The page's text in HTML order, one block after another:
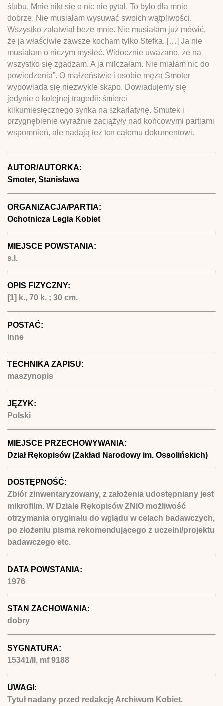
ślubu. Mnie nikt się o nic nie pytał. To było dla mnie
dobrze. Nie musiałam wysuwać swoich wątpliwości.
Wszystko załatwiał beze mnie. Nie musiałam już mówić,
że ja właściwie zawsze kocham tylko Stefka. […] Ja nie
musiałam o niczym myśleć. Widocznie uważano, że na
wszystko się zgadzam. A ja milczałam. Nie miałam nic do
powiedzenia”. O małżeństwie i osobie męża Smoter
wypowiada się niezwykle skąpo. Dowiadujemy się
jedynie o kolejnej tragedii: śmierci
kilkumiesięcznego synka na szkarlatynę. Smutek i
przygnębienie wyraźnie zaciążyły nad końcowymi partiami
wspomnień, ale nadają też ton całemu dokumentowi.
AUTOR/AUTORKA:
Smoter, Stanisława
ORGANIZACJA/PARTIA:
Ochotnicza Legia Kobiet
MIEJSCE POWSTANIA:
s.l.
OPIS FIZYCZNY:
[1] k., 70 k. ; 30 cm.
POSTAĆ:
inne
TECHNIKA ZAPISU:
maszynopis
JĘZYK:
Polski
MIEJSCE PRZECHOWYWANIA:
Dział Rękopisów (Zakład Narodowy im. Ossolińskich)
DOSTĘPNOŚĆ:
Zbiór zinwentaryzowany, z założenia udostępniany jest
mikrofilm. W Dziale Rękopisów ZNiO możliwość
otrzymania oryginału do wglądu w celach badawczych,
po złożeniu pisma rekomendującego z uczelni/projektu
badawczego etc.
DATA POWSTANIA:
1976
STAN ZACHOWANIA:
dobry
SYGNATURA:
15341/II, mf 9188
UWAGI:
Tytuł nadany przed redakcję Archiwum Kobiet.